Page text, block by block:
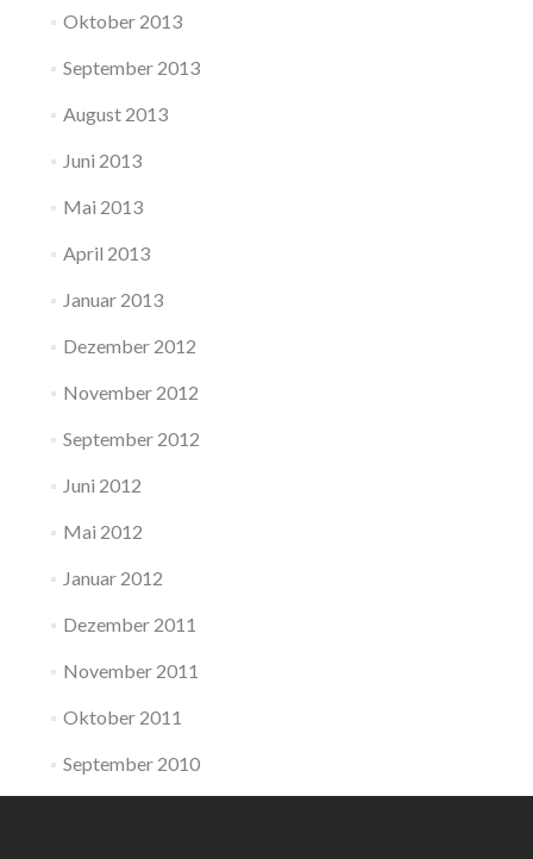
Oktober 2013
September 2013
August 2013
Juni 2013
Mai 2013
April 2013
Januar 2013
Dezember 2012
November 2012
September 2012
Juni 2012
Mai 2012
Januar 2012
Dezember 2011
November 2011
Oktober 2011
September 2010